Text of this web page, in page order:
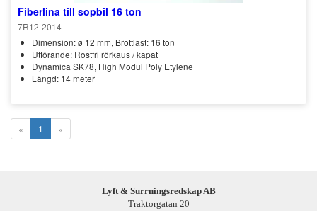
Fiberlina till sopbil 16 ton
7R12-2014
Dimension: ø 12 mm, Brottlast: 16 ton
Utförande: Rostfri rörkaus / kapat
Dynamica SK78, High Modul Poly Etylene
Längd: 14 meter
« 1 »
Lyft & Surrningsredskap AB
Traktorgatan 20